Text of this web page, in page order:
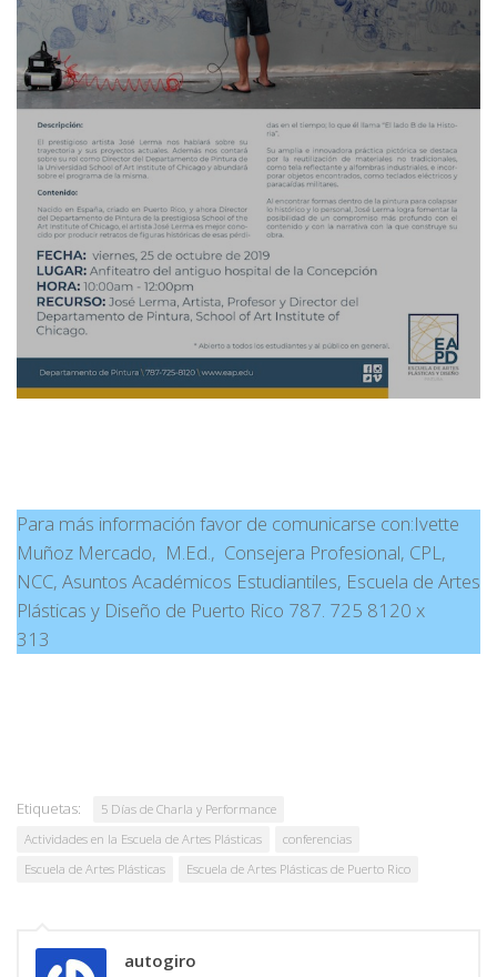
Para más información favor de comunicarse con:Ivette
Muñoz Mercado, M.Ed., Consejera Profesional, CPL,
NCC, Asuntos Académicos Estudiantiles, Escuela de Artes
Plásticas y Diseño de Puerto Rico 787. 725 8120 x
313
Etiquetas:
5 Días de Charla y Performance
Actividades en la Escuela de Artes Plásticas
conferencias
Escuela de Artes Plásticas
Escuela de Artes Plásticas de Puerto Rico
autogiro